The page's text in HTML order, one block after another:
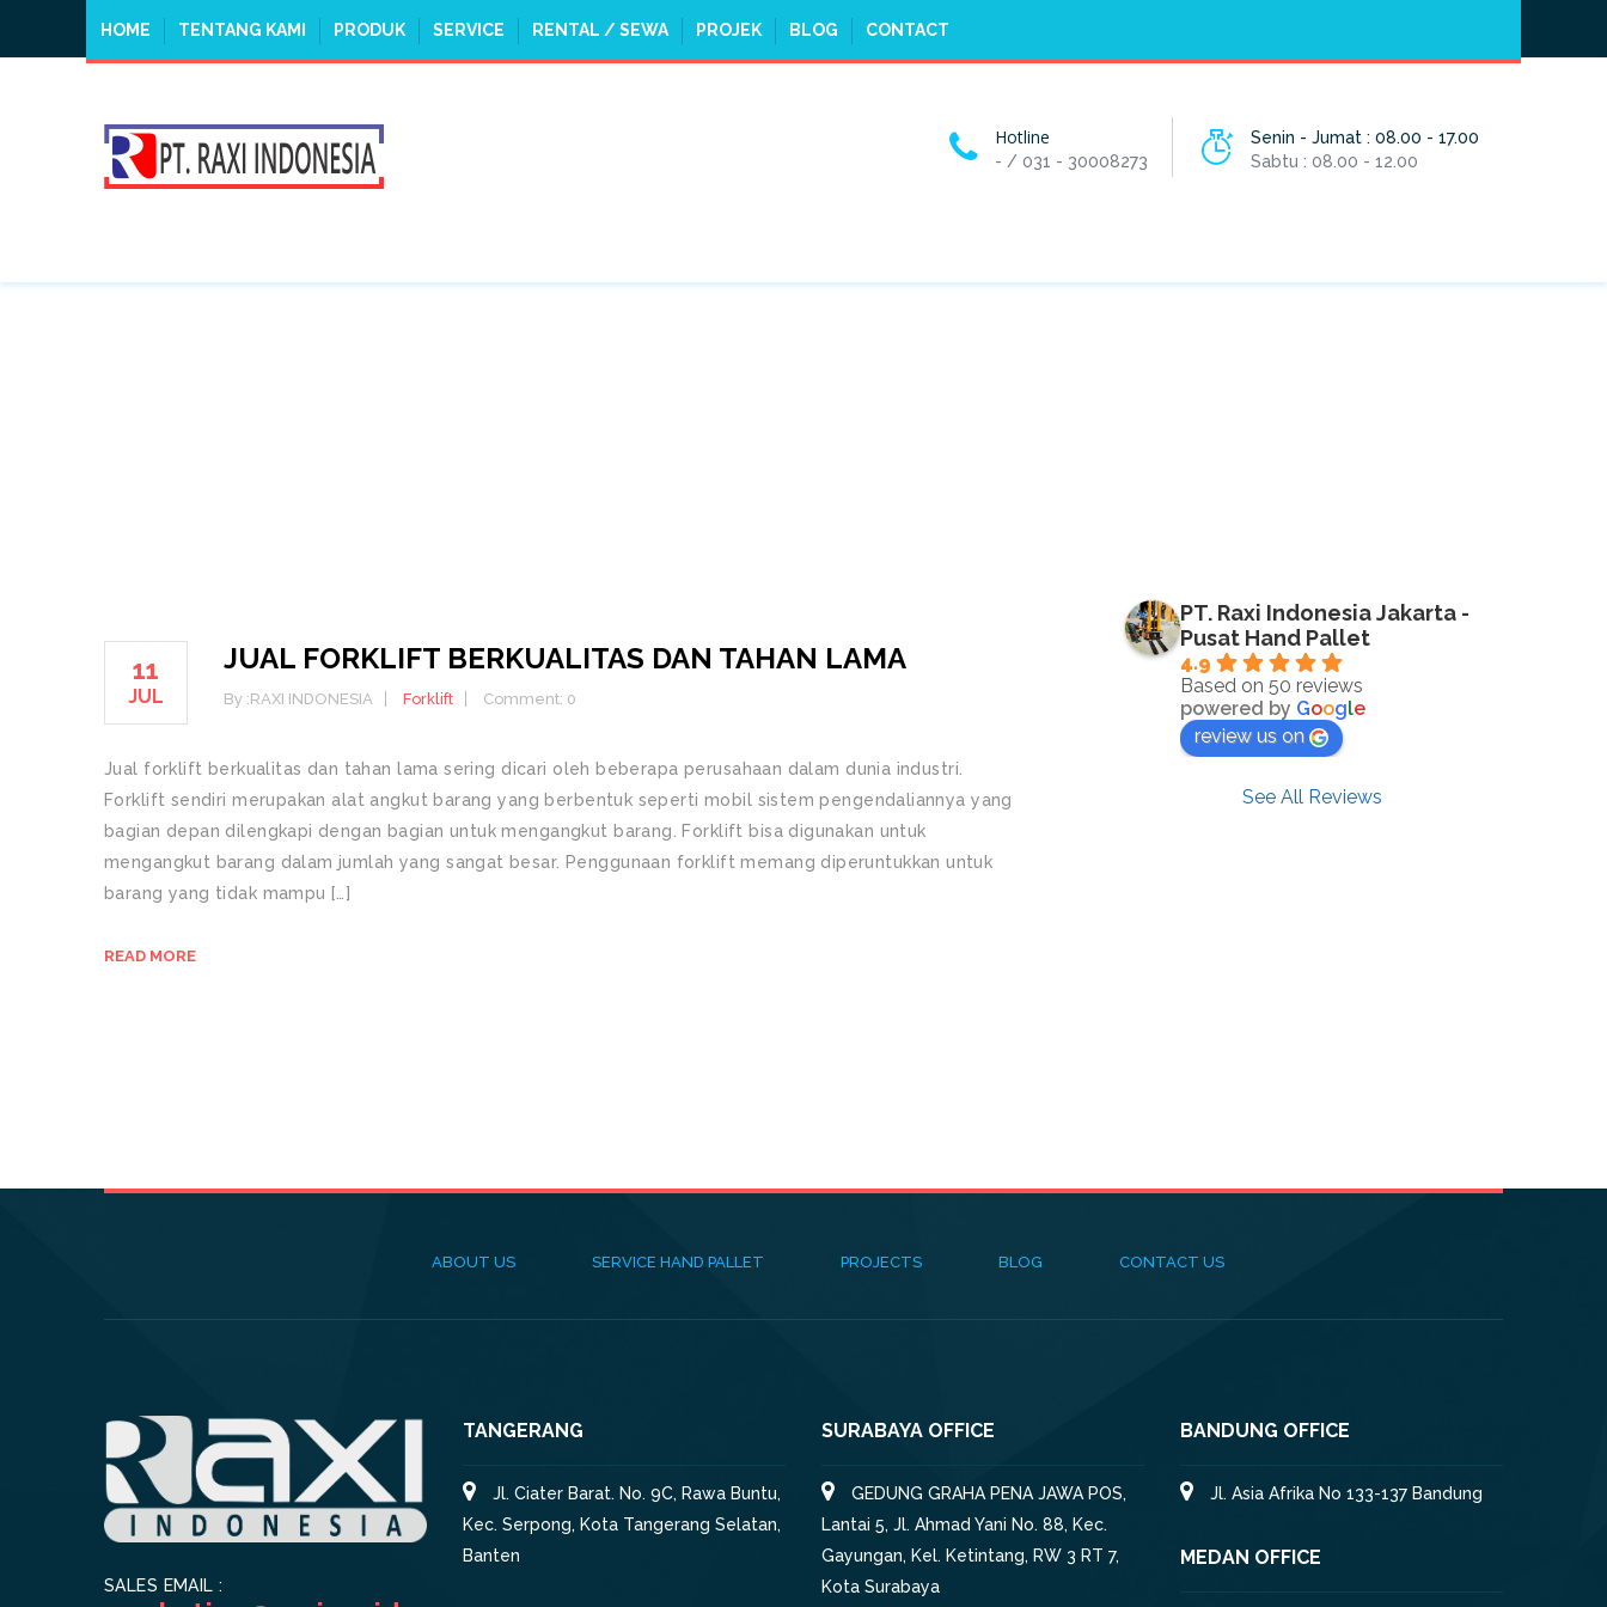
Senin - Jumat : 08.00 - 17.00
Sabtu : 08.00 - 12.00
Hotline
- / 031 - 30008273
HOME TENTANG KAMI PRODUK SERVICE RENTAL / SEWA PROJEK BLOG CONTACT
11
JUL
JUAL FORKLIFT BERKUALITAS DAN TAHAN LAMA
By :RAXI INDONESIA Forklift Comment: 0
Jual forklift berkualitas dan tahan lama sering dicari oleh beberapa perusahaan dalam dunia industri.
Forklift sendiri merupakan alat angkut barang yang berbentuk seperti mobil sistem pengendaliannya yang
bagian depan dilengkapi dengan bagian untuk mengangkut barang. Forklift bisa digunakan untuk
mengangkut barang dalam jumlah yang sangat besar. Penggunaan forklift memang diperuntukkan untuk
barang yang tidak mampu […]
READ MORE
PT. Raxi Indonesia Jakarta -
Pusat Hand Pallet
4.9
Based on 50 reviews
powered by Google
review us on
See All Reviews
ABOUT US SERVICE HAND PALLET PROJECTS BLOG CONTACT US
SALES EMAIL :
TANGERANG
Jl. Ciater Barat. No. 9C, Rawa Buntu,
Kec. Serpong, Kota Tangerang Selatan,
Banten
SURABAYA OFFICE
GEDUNG GRAHA PENA JAWA POS,
Lantai 5, Jl. Ahmad Yani No. 88, Kec.
Gayungan, Kel. Ketintang, RW 3 RT 7,
Kota Surabaya
BANDUNG OFFICE
Jl. Asia Afrika No 133-137 Bandung
MEDAN OFFICE